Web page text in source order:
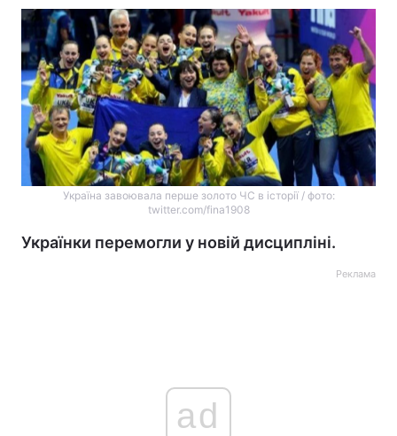
Україна завоювала перше золото ЧС в історії / фото:
twitter.com/fina1908
Українки перемогли у новій дисципліні.
Реклама
ad